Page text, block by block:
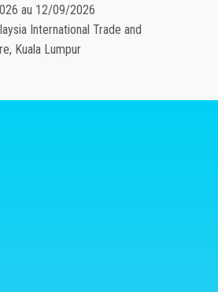
au 12/09/2026
International Trade and
Kuala Lumpur